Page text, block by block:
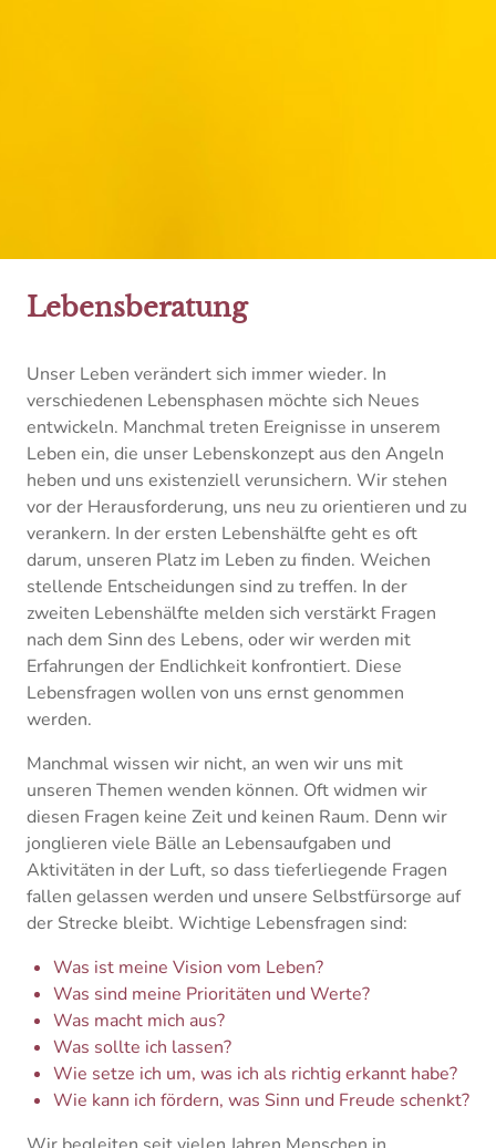
Lebensberatung
Unser Leben verändert sich immer wieder. In
verschiedenen Lebensphasen möchte sich Neues
entwickeln. Manchmal treten Ereignisse in unserem
Leben ein, die unser Lebenskonzept aus den Angeln
heben und uns existenziell verunsichern. Wir stehen
vor der Herausforderung, uns neu zu orientieren und zu
verankern. In der ersten Lebenshälfte geht es oft
darum, unseren Platz im Leben zu finden. Weichen
stellende Entscheidungen sind zu treffen. In der
zweiten Lebenshälfte melden sich verstärkt Fragen
nach dem Sinn des Lebens, oder wir werden mit
Erfahrungen der Endlichkeit konfrontiert. Diese
Lebensfragen wollen von uns ernst genommen
werden.
Manchmal wissen wir nicht, an wen wir uns mit
unseren Themen wenden können. Oft widmen wir
diesen Fragen keine Zeit und keinen Raum. Denn wir
jonglieren viele Bälle an Lebensaufgaben und
Aktivitäten in der Luft, so dass tieferliegende Fragen
fallen gelassen werden und unsere Selbstfürsorge auf
der Strecke bleibt. Wichtige Lebensfragen sind:
Was ist meine Vision vom Leben?
Was sind meine Prioritäten und Werte?
Was macht mich aus?
Was sollte ich lassen?
Wie setze ich um, was ich als richtig erkannt habe?
Wie kann ich fördern, was Sinn und Freude schenkt?